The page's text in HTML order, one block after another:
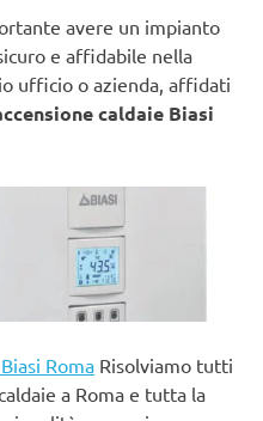
avere un impianto
e affidabile nella
ufficio o azienda, affidati
caldaie Biasi
Roma Risolviamo tutti
a Roma e tutta la